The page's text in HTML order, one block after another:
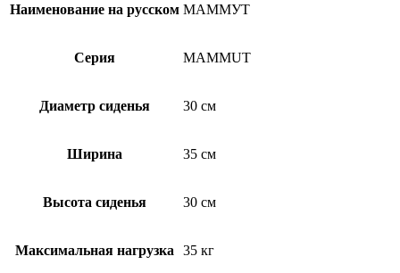
Наименование на русском МАММУТ
Серия MAMMUT
Диаметр сиденья 30 см
Ширина 35 см
Высота сиденья 30 см
Максимальная нагрузка 35 кг